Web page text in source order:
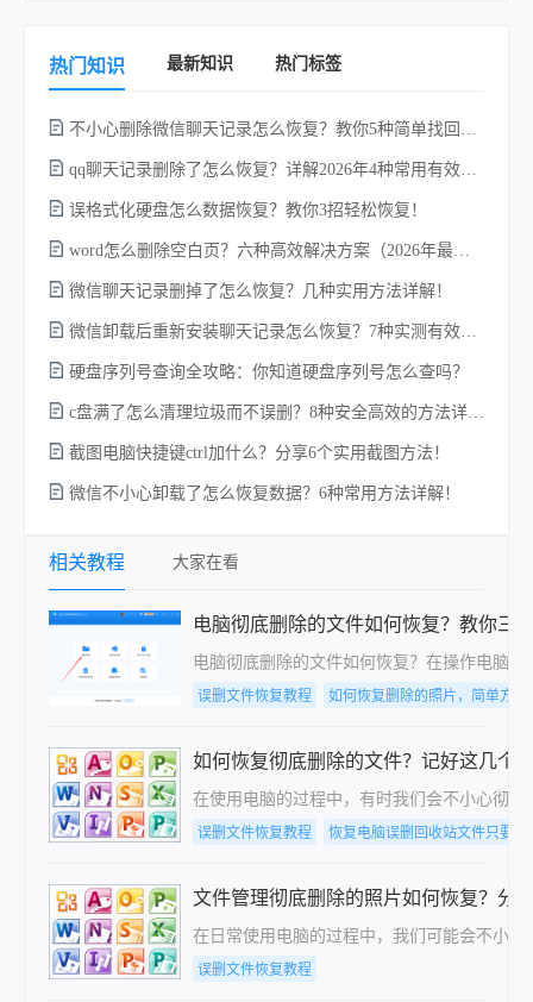
热门知识 最新知识 热门标签
误格式化硬盘怎么数据恢复？教你3招轻松恢复！
微信聊天记录删掉了怎么恢复？几种实用方法详解！
硬盘序列号查询全攻略：你知道硬盘序列号怎么查吗？
截图电脑快捷键ctrl加什么？分享6个实用截图方法！
微信不小心卸载了怎么恢复数据？6种常用方法详解！
相关教程 大家在看
电脑彻底删除的文件如何恢复？教你三
电脑彻底删除的文件如何恢复？在操作电脑
误删文件恢复教程 如何恢复删除的照片，简单方法
如何恢复彻底删除的文件？记好这几个
在使用电脑的过程中，有时我们会不小心彻
误删文件恢复教程 恢复电脑误删回收站文件只要这
文件管理彻底删除的照片如何恢复？分
在日常使用电脑的过程中，我们可能会不小
误删文件恢复教程